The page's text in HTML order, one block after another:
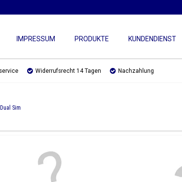
IMPRESSUM PRODUKTE KUNDENDIENST
Widerrufsrecht 14 Tagen Nachzahlung
Sim